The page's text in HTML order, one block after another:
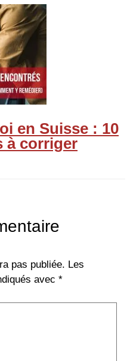
en Suisse : 10
à corriger
pas publiée. Les
avec *